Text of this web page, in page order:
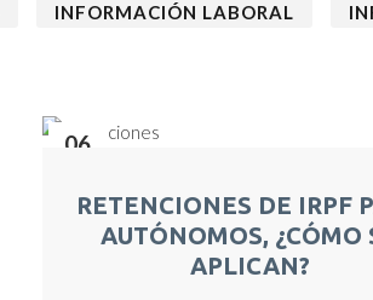
INFORMACIÓN LABORAL
06
RETENCIONES DE IRPF
AUTÓNOMOS, ¿CÓMO
APLICAN?